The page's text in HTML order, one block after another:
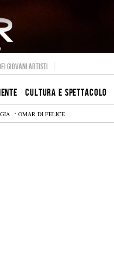
GIOVANI ARTISTI
CULTURA E SPETTACOLO
OMAR DI FELICE